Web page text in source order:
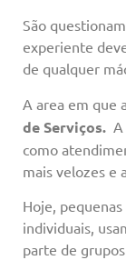
São
experiente
de qualquer
A area em que
de Serviços.
como
mais velozes e
Hoje,
individuais,
parte de